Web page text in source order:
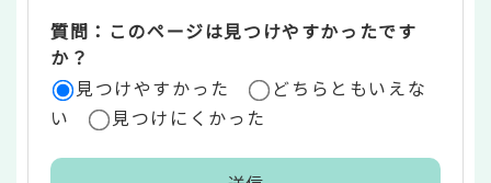
質問：このページは見つけやすかったです
か？
見つけやすかった
どちらともいえな
い
見つけにくかった